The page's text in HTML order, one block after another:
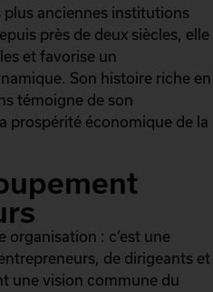
plus anciennes institutions
près de deux siècles, elle
et favorise un
Son histoire riche en
témoigne de son
prospérité économique de la
organisation : c’est une
de dirigeants et
une vision commune du